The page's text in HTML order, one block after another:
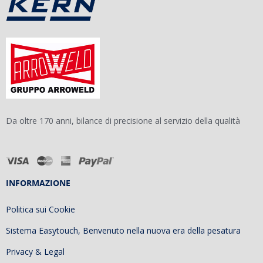
Da oltre 170 anni, bilance di precisione al servizio della qualità
INFORMAZIONE
Politica sui Cookie
Sistema Easytouch, Benvenuto nella nuova era della pesatura
Privacy & Legal